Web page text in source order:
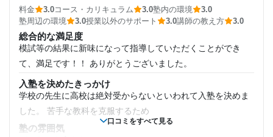
個別指導スクールIE 岩槻西口校の口コミをもっと見る
通塾頻度
週2日
1日あたりの授業時間
1時間～2時間未満
月額料金
らないことも、分かるようになるまで教えてくれた。
塾内の環境
塾内はそこまで広くはなく、ねんきの入ったものがおおかっ
たが、不便に感じたことはない。
塾周辺の環境
個別なので周りとの関わりはそこまでなかったが、点数が上
がるととにかく褒めてくれた
授業以外のサポート
(相談・面談、家庭学習のサポート、授業以外のコミュニケーション等)
口コミをすべて見る
料金 3.0コース・カリキュラム 3.0塾内の環境
3.0
塾周辺の環境
3.0授業以外のサポート 3.0講師の教え方 3.0
総合的な満足度
模試等の結果に新味になって指導していただくことができ
て、満足です！！ ありがとうございました。
入塾を決めたきっかけ
学校の先生に高校は絶対受からないといわれて入塾を決めま
した。 苦手な教科を克服するため
塾の雰囲気